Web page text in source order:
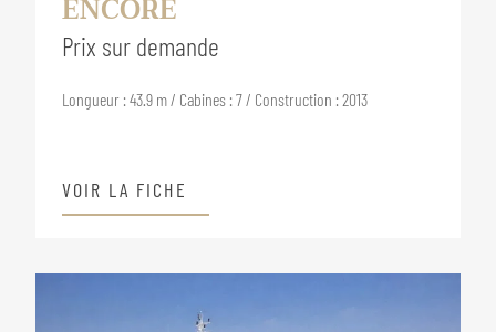
ENCORE
Prix sur demande
Longueur : 43.9 m / Cabines : 7 / Construction : 2013
VOIR LA FICHE